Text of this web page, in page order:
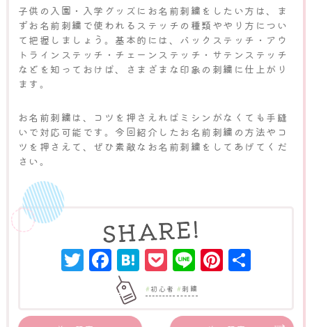
子供の入園・入学グッズにお名前刺繍をしたい方は、ま
ずお名前刺繍で使われるステッチの種類ややり方につい
て把握しましょう。基本的には、バックステッチ・アウ
トラインステッチ・チェーンステッチ・サテンステッチ
などを知っておけば、さまざまな印象の刺繍に仕上がり
ます。
お名前刺繍は、コツを押さえればミシンがなくても手縫
いで対応可能です。今回紹介したお名前刺繍の方法やコ
ツを押さえて、ぜひ素敵なお名前刺繍をしてあげてくだ
さい。
Twitter
Facebook
Hatena
Pocket
Line
初心者 刺繍